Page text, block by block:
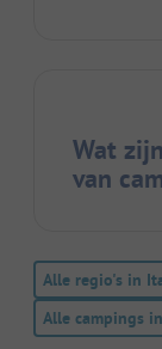
Wat
van
Alle regio's in
Alle campings